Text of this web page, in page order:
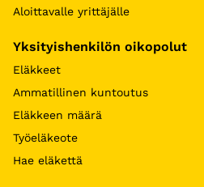
Aloittavalle yrittäjälle
Yksityishenkilön oikopolut
Eläkkeet
Ammatillinen kuntoutus
Eläkkeen määrä
Työeläkeote
Hae eläkettä